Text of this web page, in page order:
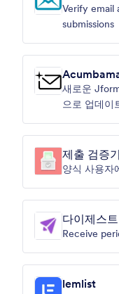
Verify email
submissions
새로운
으로 업데이
제출 검증기
양식 사용자
다이제스
Receive
lemlist